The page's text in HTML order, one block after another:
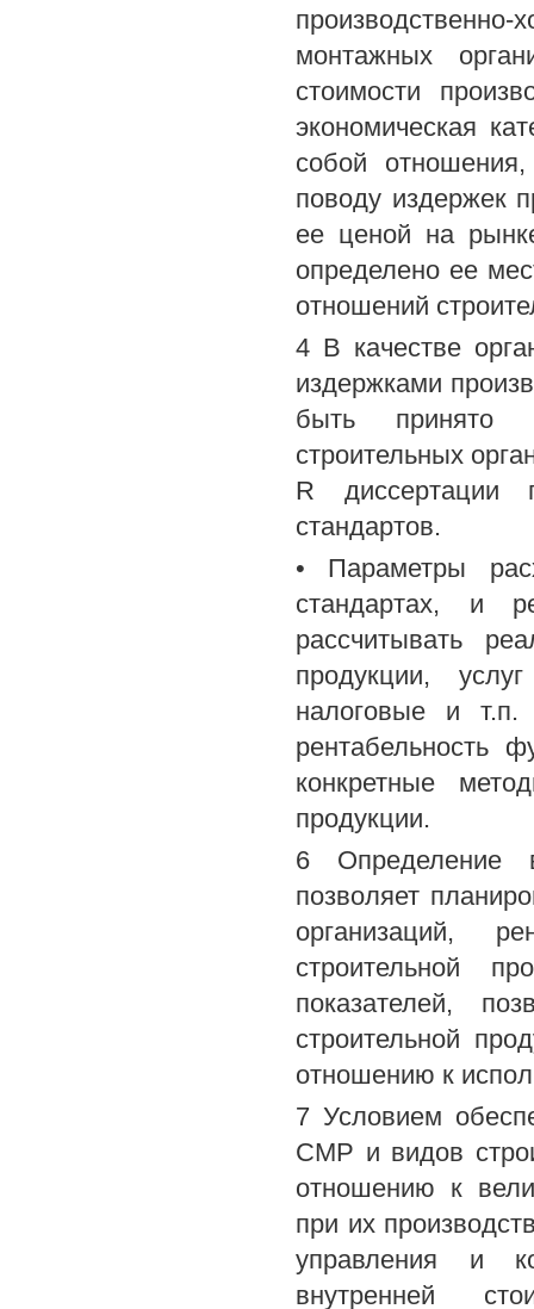
монтажных
стоимости
экономическая
собой
поводу издержек
ее ценой на
определено ее
отношений
4 В качестве
издержками
быть принято
строительных
R диссертации
стандартов.
• Параметры
стандартах, и
рассчитывать
продукции,
налоговые и
рентабельность
конкретные
продукции.
6 Определение
позволяет
организаций,
строительной
показателей,
строительной
отношению к
7 Условием
СМР и видов
отношению к
при их
управления и
внутренней